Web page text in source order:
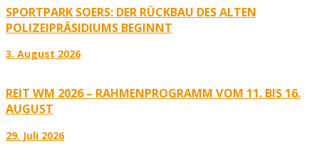
SPORTPARK SOERS: DER RÜCKBAU DES ALTEN
POLIZEIPRÄSIDIUMS BEGINNT
3. August 2026
REIT WM 2026 – RAHMENPROGRAMM VOM 11. BIS 16.
AUGUST
29. Juli 2026